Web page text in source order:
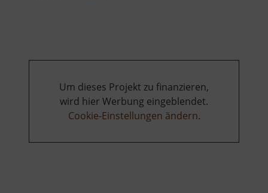
Um dieses Projekt zu finanzieren,
wird hier Werbung eingeblendet.
Cookie-Einstellungen ändern.